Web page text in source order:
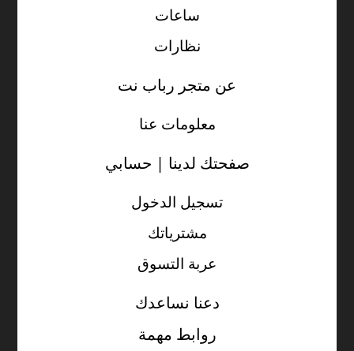
ساعات
نظارات
عن متجر رباب نت
معلومات عنا
صفحتك لدينا | حسابي
تسجيل الدخول
مشترياتك
عربة التسوق
دعنا نساعدك
روابط مهمة